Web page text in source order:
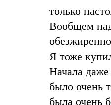
только
Вообщем
Я тоже
Начала
было очень
была очень